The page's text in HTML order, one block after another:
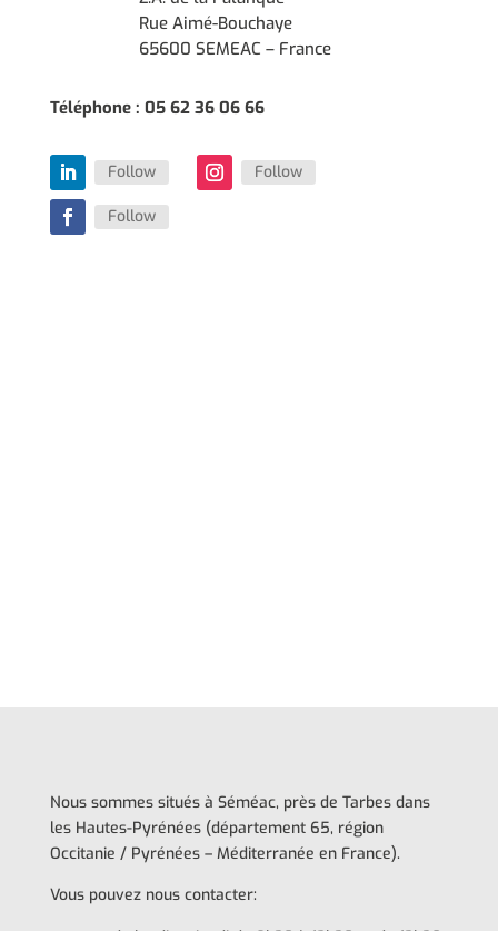
Rue Aimé-Bouchaye
65600 SEMEAC – France
Téléphone : 05 62 36 06 66
Follow Follow
Follow
Nous sommes situés à Séméac, près de Tarbes dans
les Hautes-Pyrénées (département 65, région
Occitanie / Pyrénées – Méditerranée en France).
Vous pouvez nous contacter: